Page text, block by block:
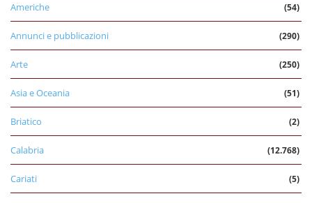
Americhe (54)
Annunci e pubblicazioni (290)
Arte (250)
Asia e Oceania (51)
Briatico (2)
Calabria (12.768)
Cariati (5)